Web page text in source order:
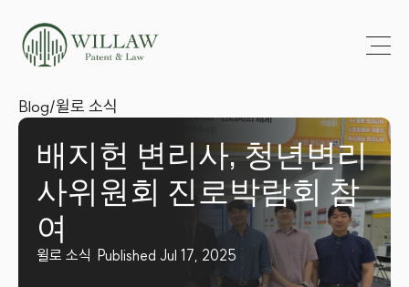
Blog/윌로 소식
배지헌 변리사, 청년변리
사위원회 진로박람회 참
여
윌로 소식 Published Jul 17, 2025